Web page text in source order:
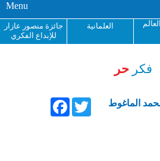
Menu
العلمانية
جائزة منصور عازار
للإبداع الفكري
فكر حر
FacebookTwitter الماغوط